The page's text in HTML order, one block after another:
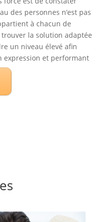
des personnes n’est pas
à chacun de
la solution adaptée
un niveau élevé afin
expression et performant